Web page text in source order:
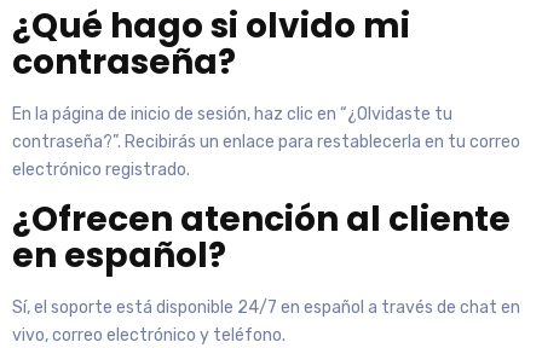
¿Qué hago si olvido mi
contraseña?
En la página de inicio de sesión, haz clic en “¿Olvidaste tu
contraseña?”. Recibirás un enlace para restablecerla en tu correo
electrónico registrado.
¿Ofrecen atención al cliente
en español?
Sí, el soporte está disponible 24/7 en español a través de chat en
vivo, correo electrónico y teléfono.